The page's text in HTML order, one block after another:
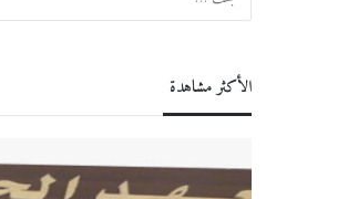
الأكثر مشاهدة
عبر